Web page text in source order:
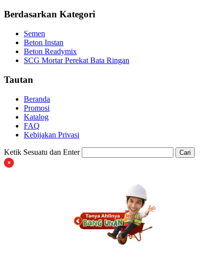
Berdasarkan Kategori
Semen
Beton Instan
Beton Readymix
SCG Mortar Perekat Bata Ringan
Tautan
Beranda
Promosi
Katalog
FAQ
Kebijakan Privasi
Ketik Sesuatu dan Enter Cari